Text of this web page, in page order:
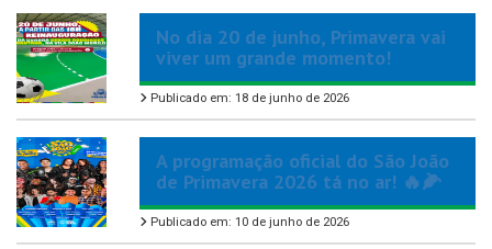
No dia 20 de junho, Primavera vai
viver um grande momento!
Publicado em: 18 de junho de 2026
A programação oficial do São João
de Primavera 2026 tá no ar! 🔥🌽
Publicado em: 10 de junho de 2026